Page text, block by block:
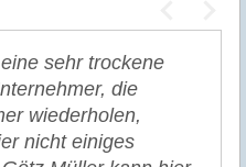
sehr trockene
die
wiederholen,
nicht einiges